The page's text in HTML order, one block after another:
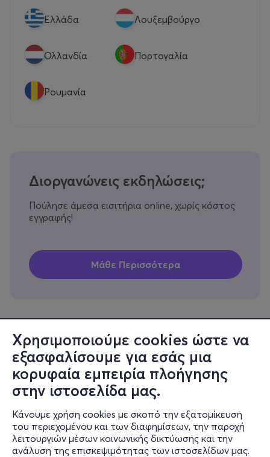
Χρησιμοποιούμε cookies ώστε να
εξασφαλίσουμε για εσάς μια
κορυφαία εμπειρία πλοήγησης
στην ιστοσελίδα μας.
Κάνουμε χρήση cookies με σκοπό την εξατομίκευση
του περιεχομένου και των διαφημίσεων, την παροχή
λειτουργιών μέσων κοινωνικής δικτύωσης και την
ανάλυση της επισκεψιμότητας των ιστοσελίδων μας.
Eλλάδα Λουξεμβούργο
Ολλανδία Πορτογαλία
Ρουμανία
Διοργανώνεις εκδηλώσεις;
Πούλησε άμεσα εισιτήρια online, χωρίς κόστος
εγγραφής!
Πληροφορίες
Υποστήριξη
Stay Connected